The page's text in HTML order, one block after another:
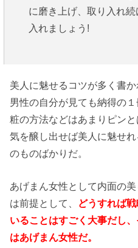
に磨き上げ、取り入れ
入れましょう!
美人に魅せるコツが多く書か
男性の自分が見ても納得の
粧の方法などはあまりピン
気を醸し出せば美人に魅せ
のものばかりだ。
あげまん女性として内面の
は前提として、 どうすれば
いることはすごく大事だし
はあげまん女性だ。